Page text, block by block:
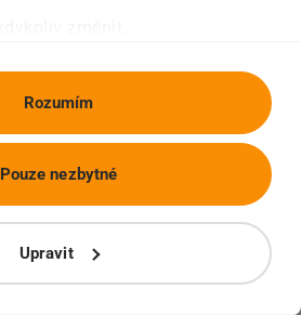
Rozumím
Upravit
Pouze nezbytné